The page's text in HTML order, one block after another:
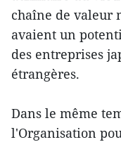
chaîne de valeur
avaient un
des entreprises
étrangères.
Dans le même
l'Organisation